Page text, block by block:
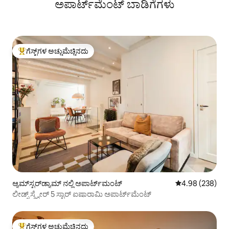
ಅಪಾರ್ಟ್‌ಮೆಂಟ್‌ ಬಾಡಿಗೆಗಳು
ಗೆಸ್ಟ್‌ಗಳಿಗೆ ಅತಿ ಹೆಚ್ಚು ಅಚ್ಚುಮೆಚ್ಚಿನದು
ಗೆಸ್ಟ್‌ಗಳ ಅಚ್ಚುಮೆಚ್ಚಿನದು
ಆ್ಯಮ್‌ಸ್ಟರ್‌ಡ್ಯಾಮ್ ನಲ್ಲಿ ಅಪಾರ್ಟ್‌ಮಂಟ್ 5 ರಲ್ಲಿ 4.98
4.98 (238)
ಲೀಡ್ಸ್ ಸ್ಕ್ವೇರ್ 5 ಸ್ಟಾರ್ ಐಷಾರಾಮಿ ಅಪಾರ್ಟ್‌ಮೆಂಟ್
ಗೆಸ್ಟ್‌ಗಳ ಅಚ್ಚುಮೆಚ್ಚಿನದು